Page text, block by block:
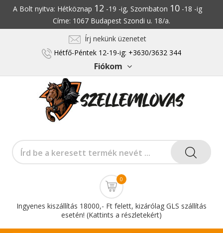
A Bolt nyitva: Hétköznap 12 -19 -ig, Szombaton 10-18 -ig
Címe: 1067 Budapest Szondi u. 18/a.
Írj nekünk üzenetet
Hétfő-Péntek 12-19-ig: +3630/3632 344
Fiókom
0
Ingyenes kiszállítás 18000,- Ft felett, kizárólag GLS szállítás
esetén! (Kattints a részletekért)